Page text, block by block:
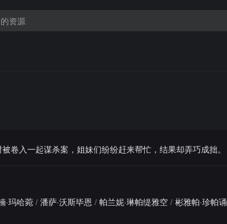
卷入一起谋杀案，姐妹们纷纷赶来帮忙，结果却弄巧成拙。
·玛哈菀 / 潘萨·沃斯毕恩 / 帕兰妮·琳帕缇雅空 / 彬雅帕·珍帕诵